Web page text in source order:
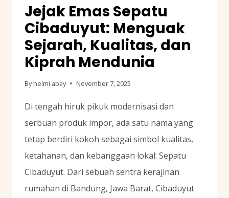
Jejak Emas Sepatu
Cibaduyut: Menguak
Sejarah, Kualitas, dan
Kiprah Mendunia
By helmi abay November 7, 2025
Di tengah hiruk pikuk modernisasi dan
serbuan produk impor, ada satu nama yang
tetap berdiri kokoh sebagai simbol kualitas,
ketahanan, dan kebanggaan lokal: Sepatu
Cibaduyut. Dari sebuah sentra kerajinan
rumahan di Bandung, Jawa Barat, Cibaduyut